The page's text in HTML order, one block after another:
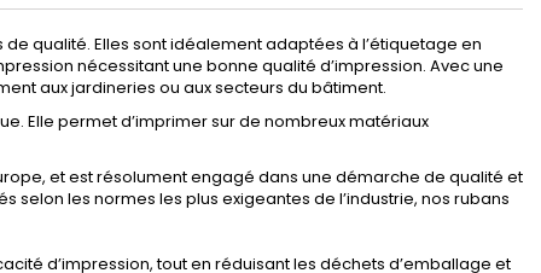
qualité. Elles sont idéalement adaptées à l’étiquetage en
nécessitant une bonne qualité d’impression. Avec une
aux jardineries ou aux secteurs du bâtiment.
Elle permet d’imprimer sur de nombreux matériaux
et est résolument engagé dans une démarche de qualité et
les normes les plus exigeantes de l’industrie, nos rubans
d’impression, tout en réduisant les déchets d’emballage et